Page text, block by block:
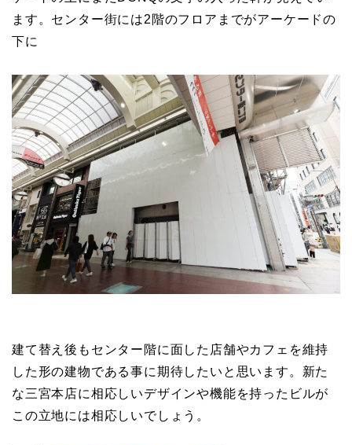
ます。センター街には2階のフロアまでがアーケードの
下に
建て替え後もセンター階に面した店舗やカフェを維持
した形の建物である事に期待したいと思います。新た
な三宮本店に相応しいデザインや機能を持ったビルが
この立地には相応しいでしょう。